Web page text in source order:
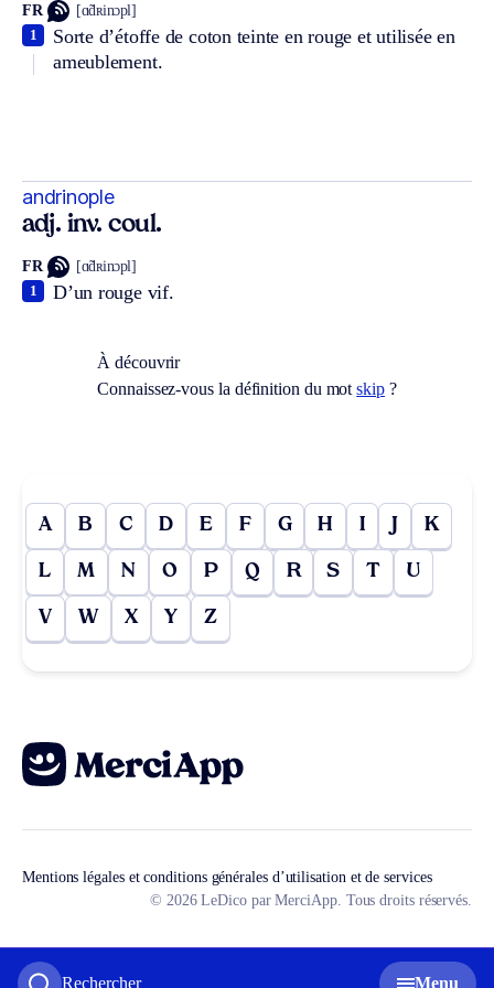
Rechercher Menu
FR [ɑ̃dʀinɔpl]
Sorte d’étoffe de coton teinte en rouge et utilisée en
ameublement.
1
andrinople
adj. inv. coul.
FR [ɑ̃dʀinɔpl]
D’un rouge vif.
1
À découvrir
Connaissez-vous la définition du motskip?
A B C D E F G H I J K
L M N O P Q R S T U
V W X Y Z
Mentions légales et conditions générales d’utilisation et de services
© 2026 LeDico par MerciApp. Tous droits réservés.